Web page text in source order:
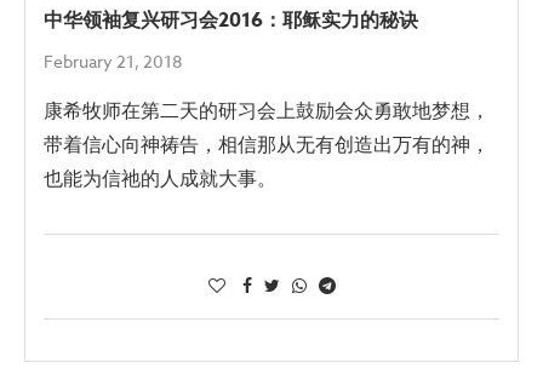
中华领袖复兴研习会2016：耶稣实力的秘诀
February 21, 2018
康希牧师在第二天的研习会上鼓励会众勇敢地梦想，
带着信心向神祷告，相信那从无有创造出万有的神，
也能为信祂的人成就大事。